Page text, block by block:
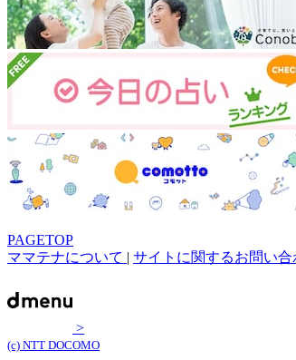
PAGETOP
ママテナについて | サイトに関するお問い合
>
(c) NTT DOCOMO